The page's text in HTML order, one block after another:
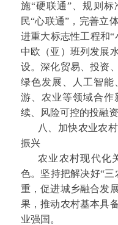
施“硬联通”、规则标
民“心联通”，完善立
进重大标志性工程和
中欧（亚）班列发展
设。深化贸易、投资
绿色发展、人工智能
游、农业等领域合作
续、风险可控的投融
八、加快农业农
振兴
农业农村现代化
色。坚持把解决好“
重，促进城乡融合发
果，推动农村基本具
业强国。